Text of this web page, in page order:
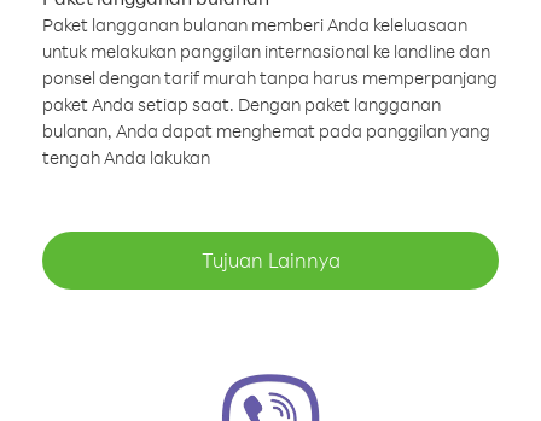
Paket langganan bulanan memberi Anda keleluasaan
untuk melakukan panggilan internasional ke landline dan
ponsel dengan tarif murah tanpa harus memperpanjang
paket Anda setiap saat. Dengan paket langganan
bulanan, Anda dapat menghemat pada panggilan yang
tengah Anda lakukan
Tujuan Lainnya